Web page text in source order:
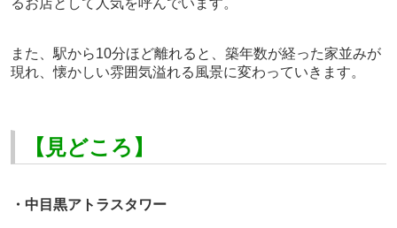
るお店として人気を呼んでいます。
また、駅から10分ほど離れると、築年数が経った家並みが
現れ、懐かしい雰囲気溢れる風景に変わっていきます。
【見どころ】
・中目黒アトラスタワー